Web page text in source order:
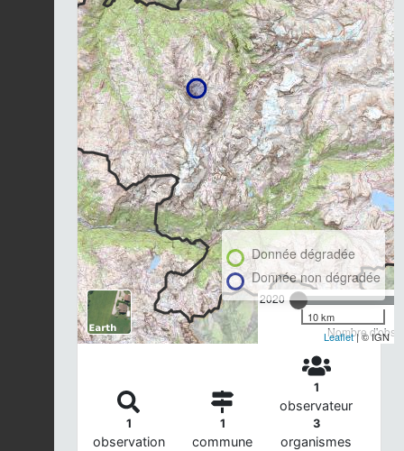
2020
Nombre
Donnée dégradée
Donnée non dégradée
10 km
Leaflet| © IGN
1
observation
1
commune
1
observateur
3
organismes